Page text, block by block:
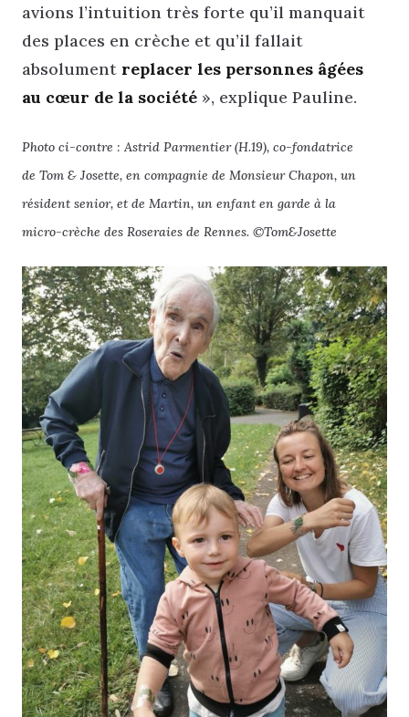
avions l’intuition très forte qu’il manquait
des places en crèche et qu’il fallait
absolument replacer les personnes âgées
au cœur de la société », explique Pauline.
Photo ci-contre : Astrid Parmentier (H.19), co-fondatrice
de Tom & Josette, en compagnie de Monsieur Chapon, un
résident senior, et de Martin, un enfant en garde à la
micro-crèche des Roseraies de Rennes. ©Tom&Josette